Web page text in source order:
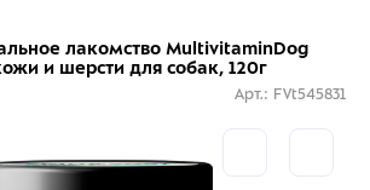
лакомство MultivitaminDog
и шерсти для собак, 120г
Арт.: FVt545831